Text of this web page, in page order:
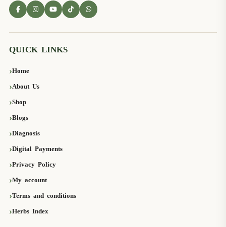
QUICK LINKS
Home
About Us
Shop
Blogs
Diagnosis
Digital Payments
Privacy Policy
My account
Terms and conditions
Herbs Index